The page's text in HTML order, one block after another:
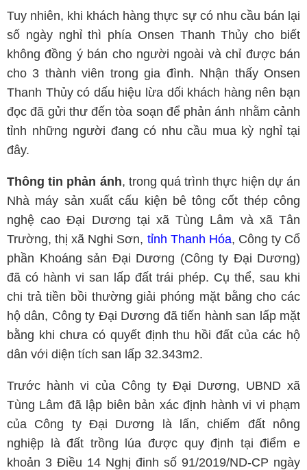
Tuy nhiên, khi khách hàng thực sự có nhu cầu bán lại
số ngày nghỉ thì phía Onsen Thanh Thủy cho biết
không đồng ý bán cho người ngoài và chỉ được bán
cho 3 thành viên trong gia đình. Nhận thấy Onsen
Thanh Thủy có dấu hiệu lừa dối khách hàng nên bạn
đọc đã gửi thư đến tòa soạn để phản ánh nhằm cảnh
tỉnh những người đang có nhu cầu mua kỳ nghỉ tại
đây.
Thông tin phản ánh, trong quá trình thực hiện dự án
Nhà máy sản xuất cấu kiện bê tông cốt thép công
nghệ cao Đại Dương tại xã Tùng Lâm và xã Tân
Trường, thị xã Nghi Sơn, tỉnh Thanh Hóa, Công ty Cổ
phần Khoáng sản Đại Dương (Công ty Đại Dương)
đã có hành vi san lấp đất trái phép. Cụ thể, sau khi
chi trả tiền bồi thường giải phóng mặt bằng cho các
hộ dân, Công ty Đại Dương đã tiến hành san lấp mặt
bằng khi chưa có quyết định thu hồi đất của các hộ
dân với diện tích san lấp 32.343m2.
Trước hành vi của Công ty Đại Dương, UBND xã
Tùng Lâm đã lập biên bản xác định hành vi vi phạm
của Công ty Đại Dương là lấn, chiếm đất nông
nghiệp là đất trồng lúa được quy định tại điểm e
khoản 3 Điều 14 Nghị đinh số 91/2019/ND-CP ngày